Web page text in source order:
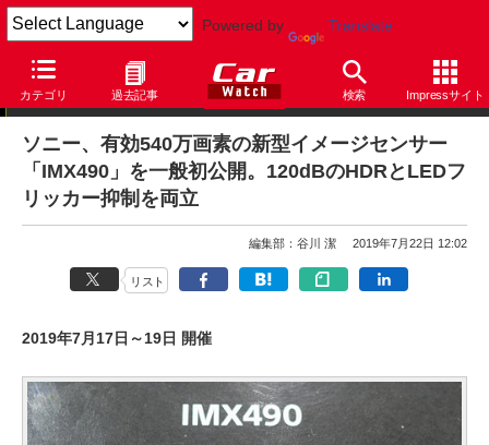
Powered by Translate
カテゴリ 過去記事 検索 Impressサイト
ニュース
ソニー、有効540万画素の新型イメージセンサー
「IMX490」を一般初公開。120dBのHDRとLEDフ
リッカー抑制を両立
編集部：谷川 潔 2019年7月22日 12:02
リスト
2019年7月17日～19日 開催